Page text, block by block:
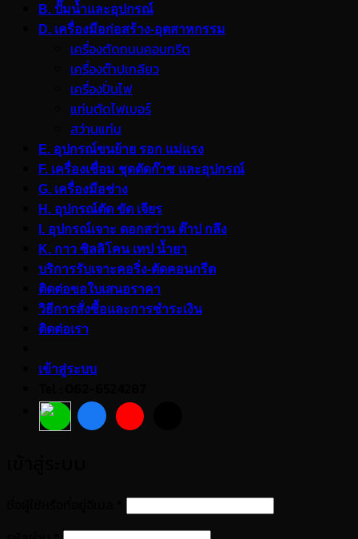
B. ปั๊มน้ำและอุปกรณ์
D. เครื่องมือก่อสร้าง-อุตสาหกรรม
เครื่องตัดถนนคอนกรีต
เครื่องต๊าปเกลียว
เครื่องปั่นไฟ
แท่นตัดไฟเบอร์
สว่านแท่น
E. อุปกรณ์ขนย้าย รอก แม่แรง
F. เครื่องเชื่อม ชุดตัดก๊าซ และอุปกรณ์
G. เครื่องมือช่าง
H. อุปกรณ์ตัด ขัด เจียร
I. อุปกรณ์เจาะ ดอกสว่าน ต๊าป กลึง
K. กาว ซิลลิโคน เทป น้ำยา
บริการรับเจาะคอริ่ง-ตัดคอนกรีต
ติดต่อขอใบเสนอราคา
วิธีการสั่งซื้อและการชำระเงิน
ติดต่อเรา
เข้าสู่ระบบ
ต้องการ